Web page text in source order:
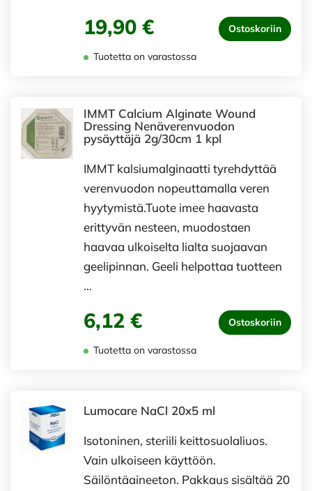
19,90 € Ostoskoriin
Tuotetta on varastossa
IMMT Calcium Alginate Wound
Dressing Nenäverenvuodon
pysäyttäjä 2g/30cm 1 kpl
IMMT kalsiumalginaatti tyrehdyttää
verenvuodon nopeuttamalla veren
hyytymistä.Tuote imee haavasta
erittyvän nesteen, muodostaen
haavaa ulkoiselta lialta suojaavan
geelipinnan. Geeli helpottaa tuotteen
…
6,12 € Ostoskoriin
Tuotetta on varastossa
Lumocare NaCl 20x5 ml
Isotoninen, steriili keittosuolaliuos.
Vain ulkoiseen käyttöön.
Säilöntäaineeton. Pakkaus sisältää 20